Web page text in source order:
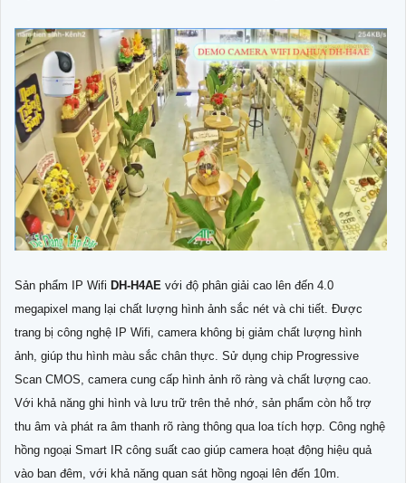
Sản phẩm IP Wifi DH-H4AE với độ phân giải cao lên đến 4.0
megapixel mang lại chất lượng hình ảnh sắc nét và chi tiết. Được
trang bị công nghệ IP Wifi, camera không bị giảm chất lượng hình
ảnh, giúp thu hình màu sắc chân thực. Sử dụng chip Progressive
Scan CMOS, camera cung cấp hình ảnh rõ ràng và chất lượng cao.
Với khả năng ghi hình và lưu trữ trên thẻ nhớ, sản phẩm còn hỗ trợ
thu âm và phát ra âm thanh rõ ràng thông qua loa tích hợp. Công nghệ
hồng ngoại Smart IR công suất cao giúp camera hoạt động hiệu quả
vào ban đêm, với khả năng quan sát hồng ngoại lên đến 10m.